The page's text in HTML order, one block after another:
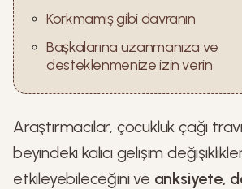
Korkmamış gibi davranın
Başkalarına uzanmanıza ve
desteklenmenize izin verin
Araştırmacılar, çocukluk çağı
beyindeki kalıcı gelişim
etkileyebileceğini ve anksiyete,